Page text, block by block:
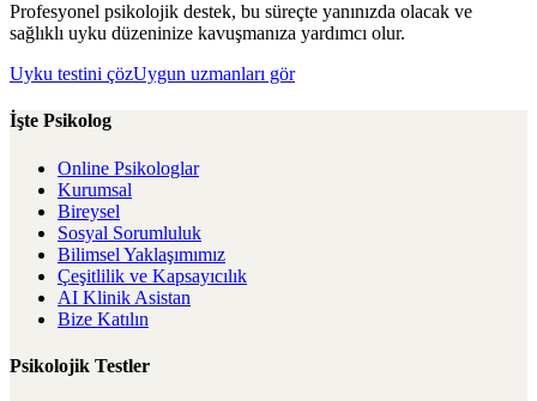
Profesyonel psikolojik destek, bu süreçte yanınızda olacak ve
sağlıklı uyku düzeninize kavuşmanıza yardımcı olur.
Uyku testini çözUygun uzmanları gör
İşte Psikolog
Online Psikologlar
Kurumsal
Bireysel
Sosyal Sorumluluk
Bilimsel Yaklaşımımız
Çeşitlilik ve Kapsayıcılık
AI Klinik Asistan
Bize Katılın
Psikolojik Testler